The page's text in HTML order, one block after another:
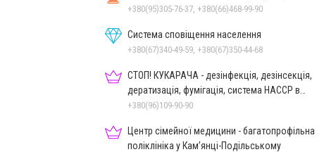
+380(95)305-76-37, +380(66)468-99-90
Система сповіщення населення
+380(67)340-49-59, +380(67)350-44-68
СТОП! КУКАРАЧА - дезінфекція, дезінсекція,
дератизація, фумігація, система HACCP в
Чернівцях
+380(96)109-90-90
Центр сімейної медицини - багатопрофільна
поліклініка у Кам’янці-Подільському